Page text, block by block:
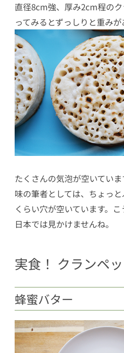
直径8cm強、厚み2cm程の
ってみるとずっしりと重みが
たくさんの気泡が空いてい
味の筆者としては、ちょっ
くらい穴が空いています。
日本では見かけませんね。
実食！ クランペ
蜂蜜バター